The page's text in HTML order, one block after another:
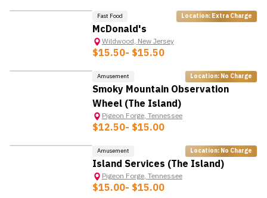
- ปฏิบัติตามแนวทางด้านสุขอนามัยและความปลอดภัยเพื่อให้
มั่นใจว่าพื้นที่สะอาดและปราศจากอันตราย
- ให้บริการลูกค้าอย่างยอดเยี่ยมโดยการตอบคำถามหรือแก้ไข
- หากมีประสบการณ์ในการทำงาน Housekeeper จะได้รับ
การพิจารณาเป็นพิเศษ
- มีความรู้เกี่ยวกับเทคนิคการทำความสะอาดที่ถูกต้องและ
การใช้เครื่องมือทำความสะอาด
- มีความใส่ใจในรายละเอียดและสามารถปฏิบัติตามคำแนะนำ
- สามารถทำงานลำพังคนเดียวได้ และสามารถทำงานเป็นส่วน
Fast Food Location: Extra Charge
McDonald's
Wildwood,New Jersey
$15.50- $15.50
Amusement Location: No Charge
Smoky Mountain Observation
Wheel (The Island)
Pigeon Forge,Tennessee
$12.50- $15.00
Amusement Location: No Charge
Island Services (The Island)
Pigeon Forge,Tennessee
$15.00- $15.00